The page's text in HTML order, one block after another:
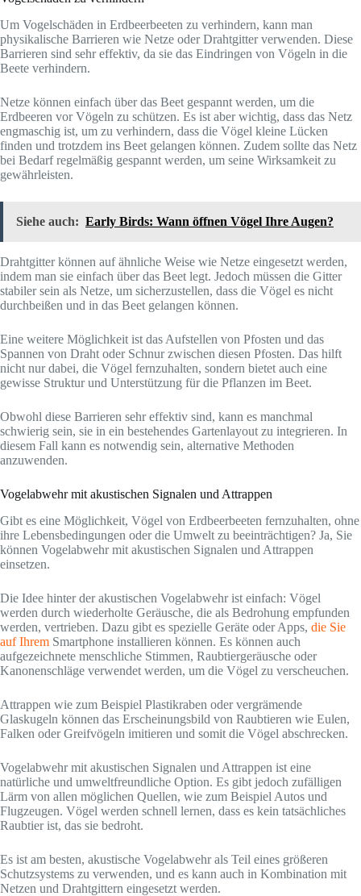
Um Vogelschäden in Erdbeerbeeten zu verhindern, kann man
physikalische Barrieren wie Netze oder Drahtgitter verwenden. Diese
Barrieren sind sehr effektiv, da sie das Eindringen von Vögeln in die
Beete verhindern.
Netze können einfach über das Beet gespannt werden, um die
Erdbeeren vor Vögeln zu schützen. Es ist aber wichtig, dass das Netz
engmaschig ist, um zu verhindern, dass die Vögel kleine Lücken
finden und trotzdem ins Beet gelangen können. Zudem sollte das Netz
bei Bedarf regelmäßig gespannt werden, um seine Wirksamkeit zu
gewährleisten.
Siehe auch: Early Birds: Wann öffnen Vögel Ihre Augen?
Drahtgitter können auf ähnliche Weise wie Netze eingesetzt werden,
indem man sie einfach über das Beet legt. Jedoch müssen die Gitter
stabiler sein als Netze, um sicherzustellen, dass die Vögel es nicht
durchbeißen und in das Beet gelangen können.
Eine weitere Möglichkeit ist das Aufstellen von Pfosten und das
Spannen von Draht oder Schnur zwischen diesen Pfosten. Das hilft
nicht nur dabei, die Vögel fernzuhalten, sondern bietet auch eine
gewisse Struktur und Unterstützung für die Pflanzen im Beet.
Obwohl diese Barrieren sehr effektiv sind, kann es manchmal
schwierig sein, sie in ein bestehendes Gartenlayout zu integrieren. In
diesem Fall kann es notwendig sein, alternative Methoden
anzuwenden.
Vogelabwehr mit akustischen Signalen und Attrappen
Gibt es eine Möglichkeit, Vögel von Erdbeerbeeten fernzuhalten, ohne
ihre Lebensbedingungen oder die Umwelt zu beeinträchtigen? Ja, Sie
können Vogelabwehr mit akustischen Signalen und Attrappen
einsetzen.
Die Idee hinter der akustischen Vogelabwehr ist einfach: Vögel
werden durch wiederholte Geräusche, die als Bedrohung empfunden
werden, vertrieben. Dazu gibt es spezielle Geräte oder Apps, die Sie
auf Ihrem Smartphone installieren können. Es können auch
aufgezeichnete menschliche Stimmen, Raubtiergeräusche oder
Kanonenschläge verwendet werden, um die Vögel zu verscheuchen.
Attrappen wie zum Beispiel Plastikraben oder vergrämende
Glaskugeln können das Erscheinungsbild von Raubtieren wie Eulen,
Falken oder Greifvögeln imitieren und somit die Vögel abschrecken.
Vogelabwehr mit akustischen Signalen und Attrappen ist eine
natürliche und umweltfreundliche Option. Es gibt jedoch zufälligen
Lärm von allen möglichen Quellen, wie zum Beispiel Autos und
Flugzeugen. Vögel werden schnell lernen, dass es kein tatsächliches
Raubtier ist, das sie bedroht.
Es ist am besten, akustische Vogelabwehr als Teil eines größeren
Schutzsystems zu verwenden, und es kann auch in Kombination mit
Netzen und Drahtgittern eingesetzt werden.